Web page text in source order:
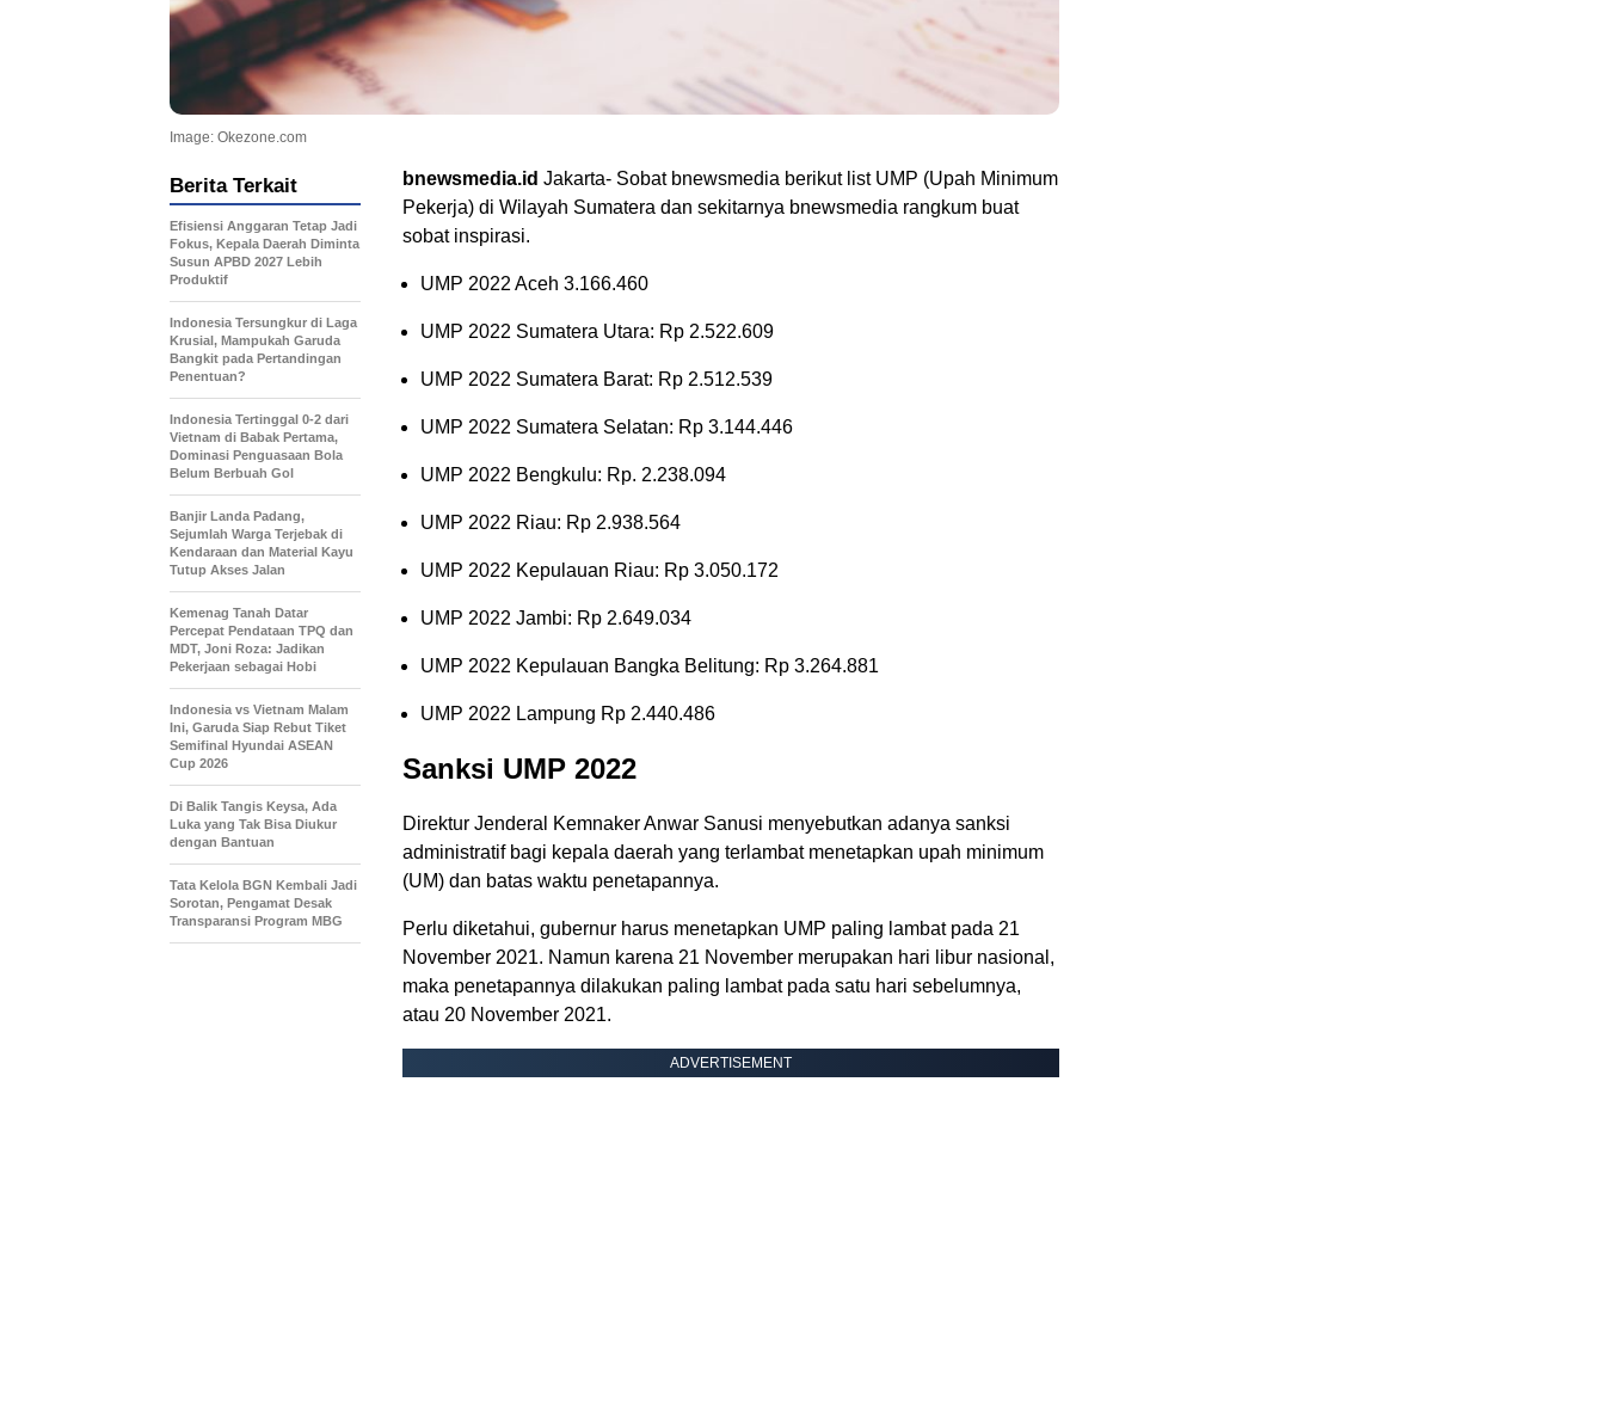
Image: Okezone.com
bnewsmedia.id Jakarta- Sobat bnewsmedia berikut list UMP (Upah Minimum
Pekerja) di Wilayah Sumatera dan sekitarnya bnewsmedia rangkum buat
sobat inspirasi.
UMP 2022 Aceh 3.166.460
UMP 2022 Sumatera Utara: Rp 2.522.609
UMP 2022 Sumatera Barat: Rp 2.512.539
UMP 2022 Sumatera Selatan: Rp 3.144.446
UMP 2022 Bengkulu: Rp. 2.238.094
UMP 2022 Riau: Rp 2.938.564
UMP 2022 Kepulauan Riau: Rp 3.050.172
UMP 2022 Jambi: Rp 2.649.034
UMP 2022 Kepulauan Bangka Belitung: Rp 3.264.881
UMP 2022 Lampung Rp 2.440.486
Sanksi UMP 2022
Direktur Jenderal Kemnaker Anwar Sanusi menyebutkan adanya sanksi
administratif bagi kepala daerah yang terlambat menetapkan upah minimum
(UM) dan batas waktu penetapannya.
Perlu diketahui, gubernur harus menetapkan UMP paling lambat pada 21
November 2021. Namun karena 21 November merupakan hari libur nasional,
maka penetapannya dilakukan paling lambat pada satu hari sebelumnya,
atau 20 November 2021.
ADVERTISEMENT
Berita Terkait
Efisiensi Anggaran Tetap Jadi
Fokus, Kepala Daerah Diminta
Susun APBD 2027 Lebih
Produktif
Indonesia Tersungkur di Laga
Krusial, Mampukah Garuda
Bangkit pada Pertandingan
Penentuan?
Indonesia Tertinggal 0-2 dari
Vietnam di Babak Pertama,
Dominasi Penguasaan Bola
Belum Berbuah Gol
Banjir Landa Padang,
Sejumlah Warga Terjebak di
Kendaraan dan Material Kayu
Tutup Akses Jalan
Kemenag Tanah Datar
Percepat Pendataan TPQ dan
MDT, Joni Roza: Jadikan
Pekerjaan sebagai Hobi
Indonesia vs Vietnam Malam
Ini, Garuda Siap Rebut Tiket
Semifinal Hyundai ASEAN
Cup 2026
Di Balik Tangis Keysa, Ada
Luka yang Tak Bisa Diukur
dengan Bantuan
Tata Kelola BGN Kembali Jadi
Sorotan, Pengamat Desak
Transparansi Program MBG